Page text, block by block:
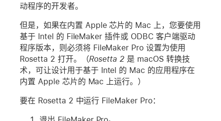
动程序的开发者。
但是，如果在内置 Apple 芯片的 Mac 上，您要使用
基于 Intel 的 FileMaker 插件或 ODBC 客户端驱动
程序版本，则必须将 FileMaker Pro 设置为使用
Rosetta 2 打开。（Rosetta 2 是 macOS 转换技
术，可让设计用于基于 Intel 的 Mac 的应用程序在
内置 Apple 芯片的 Mac 上运行。）
要在 Rosetta 2 中运行 FileMaker Pro：